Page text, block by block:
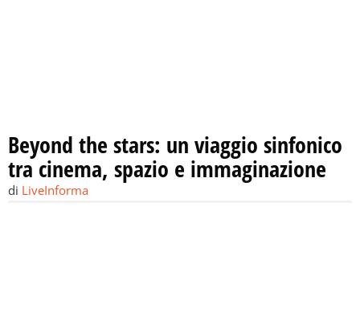
Beyond the stars: un viaggio sinfonico
tra cinema, spazio e immaginazione
di LiveInforma